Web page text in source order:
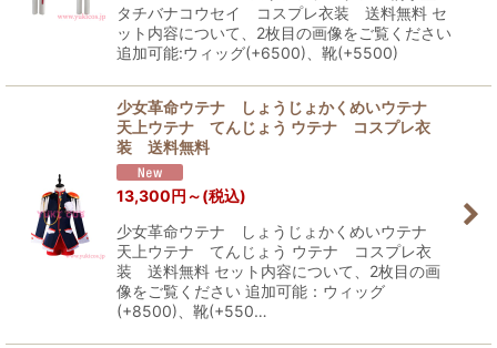
タチバナコウセイ コスプレ衣装 送料無料 セ
ット内容について、2枚目の画像をご覧ください
追加可能:ウィッグ(+6500)、靴(+5500)
少女革命ウテナ しょうじょかくめいウテナ
天上ウテナ てんじょう ウテナ コスプレ衣
装 送料無料
13,300円 ～(税込)
少女革命ウテナ しょうじょかくめいウテナ
天上ウテナ てんじょう ウテナ コスプレ衣
装 送料無料 セット内容について、2枚目の画
像をご覧ください 追加可能：ウィッグ
(+8500)、靴(+550…